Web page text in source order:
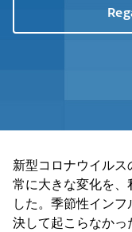
新型コロナウイル
常に大きな変化を、
した。季節性イン
決して起こらなか